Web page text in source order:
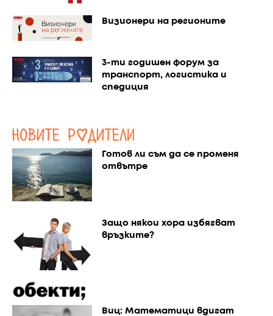
Визионери на регионите
3-ти годишен форум за
транспорт, логистика и
спедиция
Готов ли съм да се променя
отвътре
Защо някои хора избягват
връзките?
Виц: Математици вдигат